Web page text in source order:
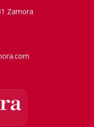
Zamora